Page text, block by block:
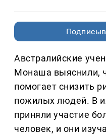
Австралийские
Монаша выяснили,
помогает снизить
пожилых людей. В
приняли участие
человек, и они